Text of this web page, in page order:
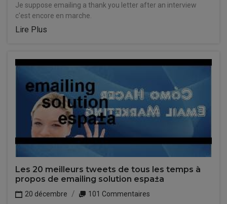
Je suppose emailing a thank you letter after an interview
c'est encore en marche.
Lire Plus
Les 20 meilleurs tweets de tous les temps à
propos de emailing solution espa±a
20 décembre
101 Commentaires